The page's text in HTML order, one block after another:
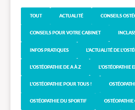
TOUT ACTUALITÉ CONSEILS
CONSEILS POUR VOTRE CABINET
INFOS PRATIQUES L'ACTUALITÉ DE
L'OSTÉOPATHIE DE A À Z L'OSTÉOPATHIE
L'OSTÉOPATHIE POUR TOUS !
OSTÉOPATHIE DU SPORTIF OSTÉOPATHIE